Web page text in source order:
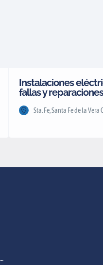
Instalaciones
fallas y reparaciones
Sta. Fe, Santa Fe de la Vera